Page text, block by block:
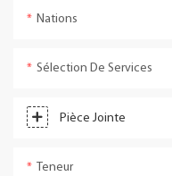
Nations
Sélection De Services
Pièce Jointe
Teneur